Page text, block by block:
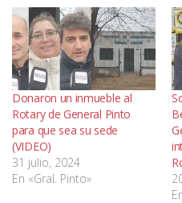
Donaron un inmueble al
Rotary de General Pinto
para que sea su sede
(VIDEO)
31 julio, 2024
En «Gral. Pinto»